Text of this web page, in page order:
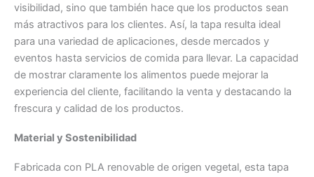
visibilidad, sino que también hace que los productos sean
más atractivos para los clientes. Así, la tapa resulta ideal
para una variedad de aplicaciones, desde mercados y
eventos hasta servicios de comida para llevar. La capacidad
de mostrar claramente los alimentos puede mejorar la
experiencia del cliente, facilitando la venta y destacando la
frescura y calidad de los productos.
Material y Sostenibilidad
Fabricada con PLA renovable de origen vegetal, esta tapa